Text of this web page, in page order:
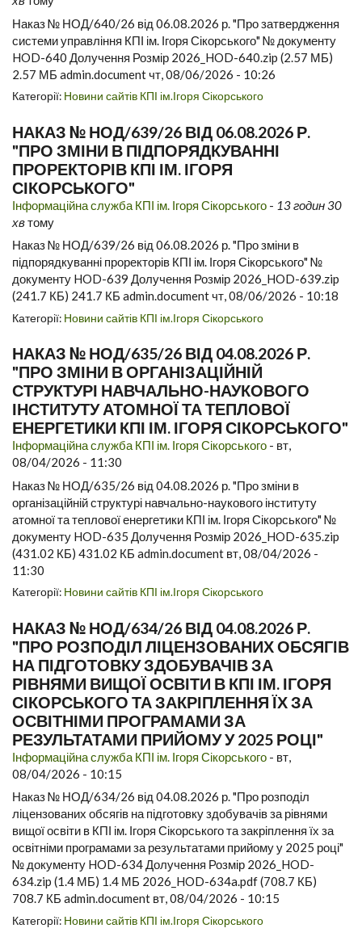
Наказ № НОД/640/26 від 06.08.2026 р. "Про затвердження
системи управління КПІ ім. Ігоря Сікорського" № документу
HOD-640 Долучення Розмір 2026_HOD-640.zip (2.57 МБ)
2.57 МБ admin.document чт, 08/06/2026 - 10:26
Категорії: Новини сайтів КПІ ім.Ігоря Сікорського
НАКАЗ № НОД/639/26 ВІД 06.08.2026 Р.
"ПРО ЗМІНИ В ПІДПОРЯДКУВАННІ
ПРОРЕКТОРІВ КПІ ІМ. ІГОРЯ
СІКОРСЬКОГО"
Інформаційна служба КПІ ім. Ігоря Сікорського - 13 годин 30
хвтому
Наказ № НОД/639/26 від 06.08.2026 р. "Про зміни в
підпорядкуванні проректорів КПІ ім. Ігоря Сікорського" №
документу HOD-639 Долучення Розмір 2026_HOD-639.zip
(241.7 КБ) 241.7 КБ admin.document чт, 08/06/2026 - 10:18
Категорії: Новини сайтів КПІ ім.Ігоря Сікорського
НАКАЗ № НОД/635/26 ВІД 04.08.2026 Р.
"ПРО ЗМІНИ В ОРГАНІЗАЦІЙНІЙ
СТРУКТУРІ НАВЧАЛЬНО-НАУКОВОГО
ІНСТИТУТУ АТОМНОЇ ТА ТЕПЛОВОЇ
ЕНЕРГЕТИКИ КПІ ІМ. ІГОРЯ СІКОРСЬКОГО"
Інформаційна служба КПІ ім. Ігоря Сікорського - вт,
08/04/2026 - 11:30
Наказ № НОД/635/26 від 04.08.2026 р. "Про зміни в
організаційній структурі навчально-наукового інституту
атомної та теплової енергетики КПІ ім. Ігоря Сікорського" №
документу HOD-635 Долучення Розмір 2026_HOD-635.zip
(431.02 КБ) 431.02 КБ admin.document вт, 08/04/2026 -
11:30
Категорії: Новини сайтів КПІ ім.Ігоря Сікорського
НАКАЗ № НОД/634/26 ВІД 04.08.2026 Р.
"ПРО РОЗПОДІЛ ЛІЦЕНЗОВАНИХ ОБСЯГІВ
НА ПІДГОТОВКУ ЗДОБУВАЧІВ ЗА
РІВНЯМИ ВИЩОЇ ОСВІТИ В КПІ ІМ. ІГОРЯ
СІКОРСЬКОГО ТА ЗАКРІПЛЕННЯ ЇХ ЗА
ОСВІТНІМИ ПРОГРАМАМИ ЗА
РЕЗУЛЬТАТАМИ ПРИЙОМУ У 2025 РОЦІ"
Інформаційна служба КПІ ім. Ігоря Сікорського - вт,
08/04/2026 - 10:15
Наказ № НОД/634/26 від 04.08.2026 р. "Про розподіл
ліцензованих обсягів на підготовку здобувачів за рівнями
вищої освіти в КПІ ім. Ігоря Сікорського та закріплення їх за
освітніми програмами за результатами прийому у 2025 році"
№ документу HOD-634 Долучення Розмір 2026_HOD-
634.zip (1.4 МБ) 1.4 МБ 2026_HOD-634a.pdf (708.7 КБ)
708.7 КБ admin.document вт, 08/04/2026 - 10:15
Категорії: Новини сайтів КПІ ім.Ігоря Сікорського